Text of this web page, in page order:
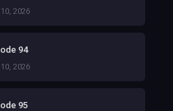
2026
94
2026
95